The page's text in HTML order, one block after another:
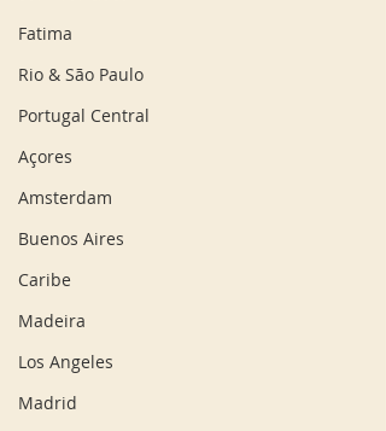
Fatima
Rio & São Paulo
Portugal Central
Açores
Amsterdam
Buenos Aires
Caribe
Madeira
Los Angeles
Madrid